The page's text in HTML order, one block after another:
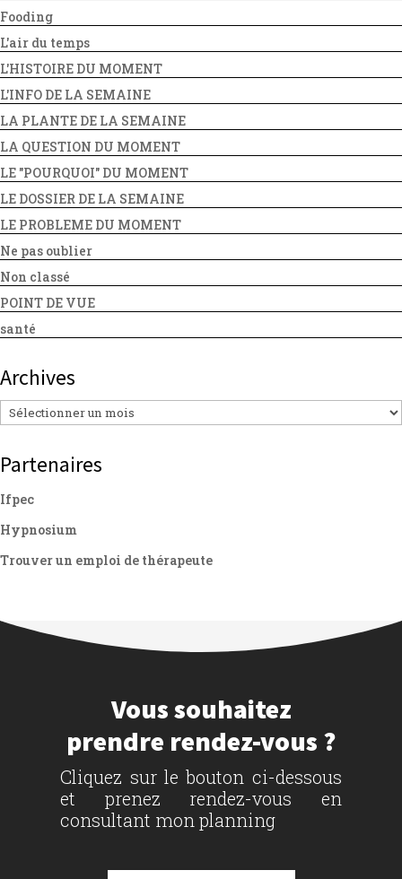
Fooding
L'air du temps
L'HISTOIRE DU MOMENT
L'INFO DE LA SEMAINE
LA PLANTE DE LA SEMAINE
LA QUESTION DU MOMENT
LE "POURQUOI" DU MOMENT
LE DOSSIER DE LA SEMAINE
LE PROBLEME DU MOMENT
Ne pas oublier
Non classé
POINT DE VUE
santé
Archives
Archives
Partenaires
Ifpec
Hypnosium
Trouver un emploi de thérapeute
Vous souhaitez
prendre rendez-vous ?
Cliquez sur le bouton ci-dessous
et prenez rendez-vous en
consultant mon planning